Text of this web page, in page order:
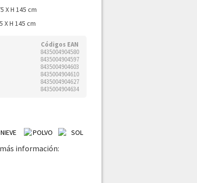
X H 145 cm
X H 145 cm
Códigos EAN
8435004904580
8435004904597
8435004904603
8435004904610
8435004904627
8435004904634
información: